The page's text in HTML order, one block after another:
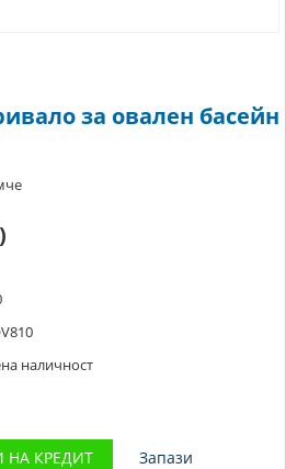
за овален басейн
наличност
НА КРЕДИТ Запази